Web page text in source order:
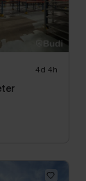
4d 4h